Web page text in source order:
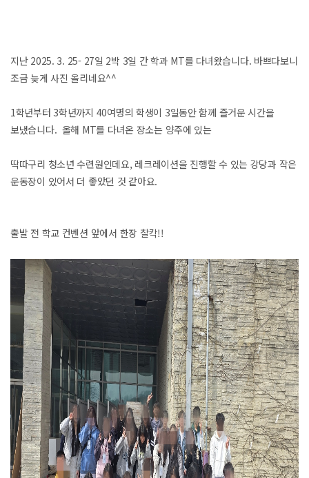
지난 2025. 3. 25- 27일 2박 3일 간 학과 MT를 다녀왔습니다. 바쁘다보니
조금 늦게 사진 올리네요^^
1학년부터 3학년까지 40여명의 학생이 3일동안 함께 즐거운 시간을
보냈습니다. 올해 MT를 다녀온 장소는 양주에 있는
딱따구리 청소년 수련원인데요, 레크레이션을 진행할 수 있는 강당과 작은
운동장이 있어서 더 좋았던 것 같아요.
출발 전 학교 컨벤션 앞에서 한장 찰칵!!